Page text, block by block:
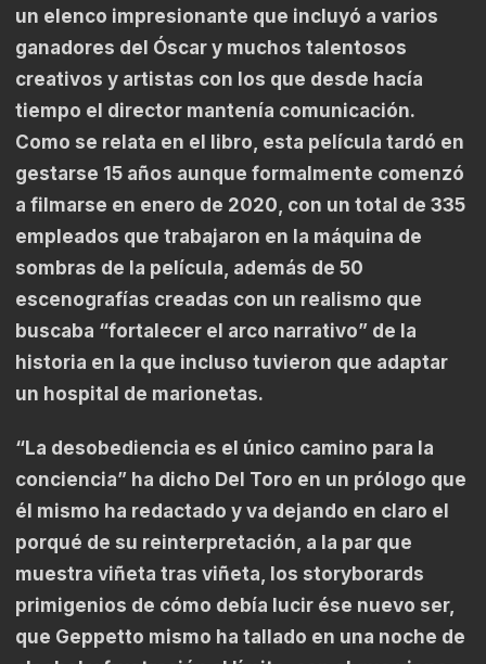
un elenco impresionante que incluyó a varios
ganadores del Óscar y muchos talentosos
creativos y artistas con los que desde hacía
tiempo el director mantenía comunicación.
Como se relata en el libro, esta película tardó en
gestarse 15 años aunque formalmente comenzó
a filmarse en enero de 2020, con un total de 335
empleados que trabajaron en la máquina de
sombras de la película, además de 50
escenografías creadas con un realismo que
buscaba “fortalecer el arco narrativo” de la
historia en la que incluso tuvieron que adaptar
un hospital de marionetas.
“La desobediencia es el único camino para la
conciencia” ha dicho Del Toro en un prólogo que
él mismo ha redactado y va dejando en claro el
porqué de su reinterpretación, a la par que
muestra viñeta tras viñeta, los storyborards
primigenios de cómo debía lucir ése nuevo ser,
que Geppetto mismo ha tallado en una noche de